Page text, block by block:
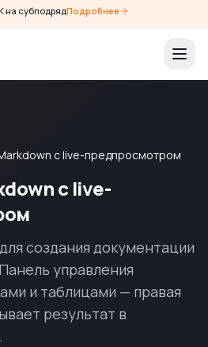
на субподрядПодробнее
с live-предпросмотром
с live-
создания документации
управления
и таблицами — правая
результат в